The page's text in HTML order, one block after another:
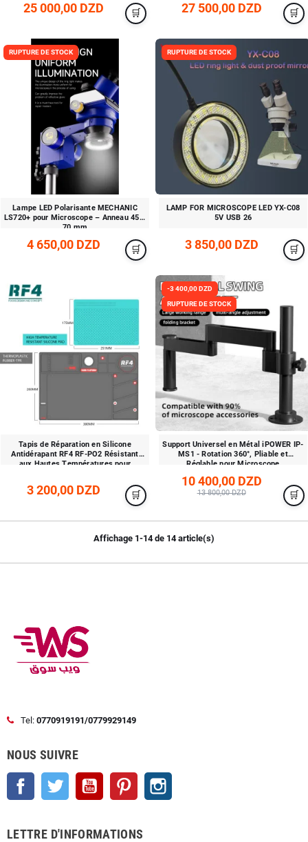
25 000,00 DZD 27 500,00 DZD
RUPTURE DE STOCK
Lampe LED Polarisante MECHANIC
LS720+ pour Microscope – Anneau 45 à
70 mm
4 650,00 DZD
RUPTURE DE STOCK
LAMP FOR MICROSCOPE LED YX-C08
5V USB 26
3 850,00 DZD
Tapis de Réparation en Silicone
Antidérapant RF4 RF-PO2 Résistant
aux Hautes Températures pour
3 200,00 DZD
-3 400,00 DZD
RUPTURE DE STOCK
Support Universel en Métal iPOWER IP-
MS1 - Rotation 360°, Pliable et
Réglable pour Microscope
10 400,00 DZD
13 800,00 DZD
Affichage 1-14 de 14 article(s)
Tel: 0770919191/0779929149
NOUS SUIVRE
Facebook Twitter YouTube Pinterest
LETTRE D'INFORMATIONS